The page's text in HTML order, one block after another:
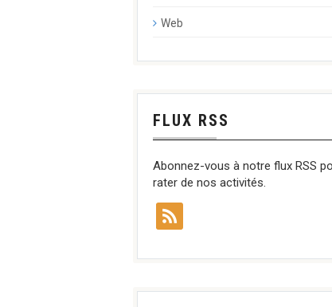
Web
FLUX RSS
Abonnez-vous à notre flux RSS
rater de nos activités.